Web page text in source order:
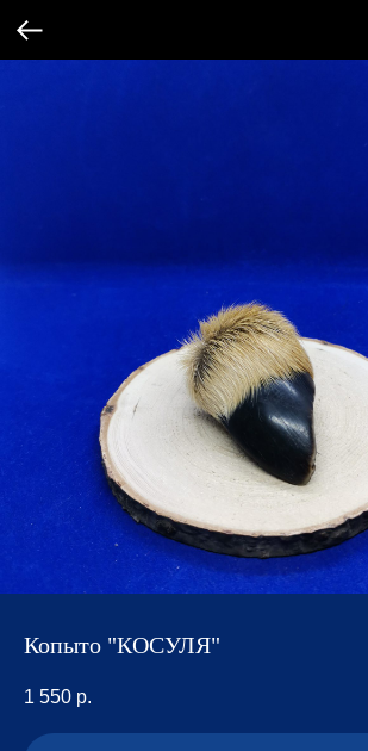
Копыто "КОСУЛЯ"
1 550 р.